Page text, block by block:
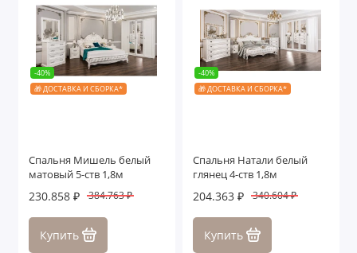
-40%
🎁 ДОСТАВКА И СБОРКА*
Спальня Мишель белый
матовый 5-ств 1,8м
230.858 ₽ 384.763 ₽
Купить
-40%
🎁 ДОСТАВКА И СБОРКА*
Спальня Натали белый
глянец 4-ств 1,8м
204.363 ₽ 340.604 ₽
Купить